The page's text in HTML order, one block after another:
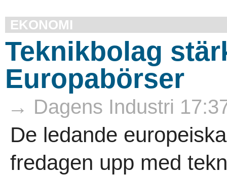
EKONOMI
Teknikbolag
Europabörser
→ Dagens Industri
De ledande
fredagen upp med